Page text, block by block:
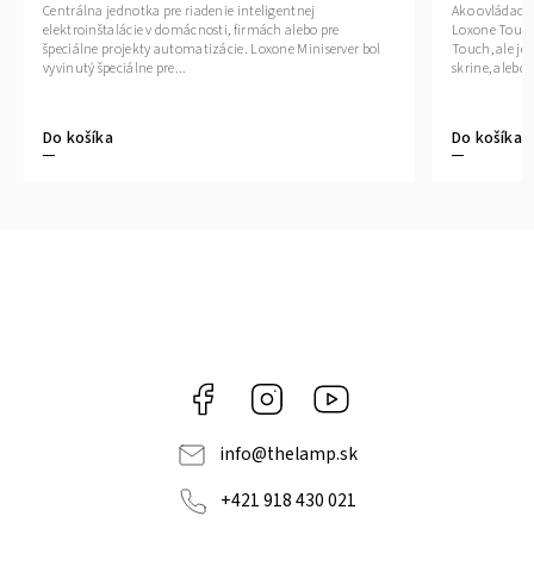
Do košíka
Centrálna jednotka pre riadenie inteligentnej
elektroinštalácie v domácnosti, firmách alebo pre
špeciálne projekty automatizácie. Loxone Miniserver bol
vyvinutý špeciálne pre...
Do košíka
Ako ovládací
Loxone
Touch, ale je
skrine, alebo
Facebook Instagram
info@thelamp.sk
+421 918 430 021